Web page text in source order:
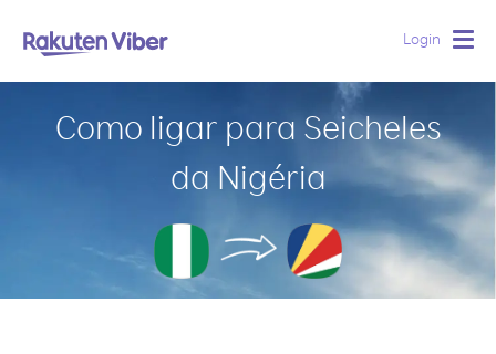
Login
Como ligar para Seicheles
da Nigéria